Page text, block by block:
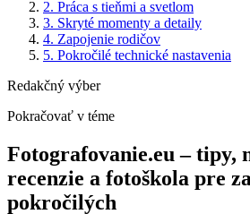
2. Práca s tieňmi a svetlom
3. Skryté momenty a detaily
4. Zapojenie rodičov
5. Pokročilé technické nastavenia
Redakčný výber
Pokračovať v téme
Fotografovanie.eu – tipy,
recenzie a fotoškola pre
pokročilých